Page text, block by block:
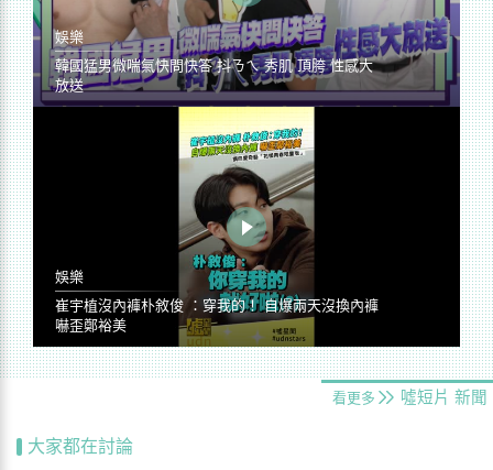
娛樂
韓國猛男微喘氣快問快答 抖ㄋㄟ 秀肌 頂胯 性感大
放送
娛樂
崔宇植沒內褲朴敘俊 ：穿我的！ 自爆兩天沒換內褲
嚇歪鄭裕美
看更多 噓短片 新聞
大家都在討論